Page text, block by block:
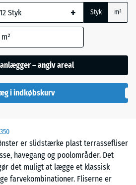
er slidstærke plast terrassefliser
havegang og poolområder. Det
det muligt at lægge et klassisk
farvekombinationer. Fliserne er
+ Styk m²
m²
– angiv areal
i indkøbskurv